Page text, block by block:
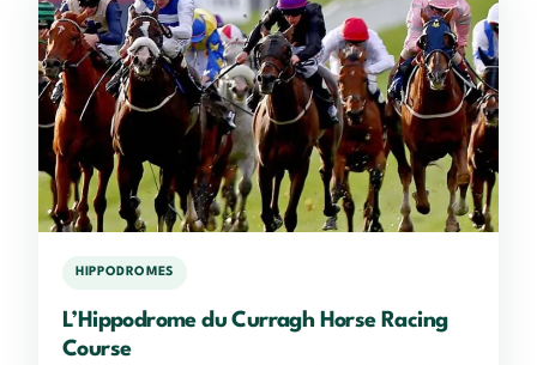
HIPPODROMES
L’Hippodrome du Curragh Horse Racing
Course